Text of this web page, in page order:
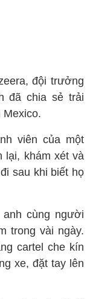
đội trưởng
đã chia sẻ trải
Mexico.
viên của một
lại, khám xét và
sau khi biết họ
cùng người
trong vài ngày.
cartel che kín
xe, đặt tay lên